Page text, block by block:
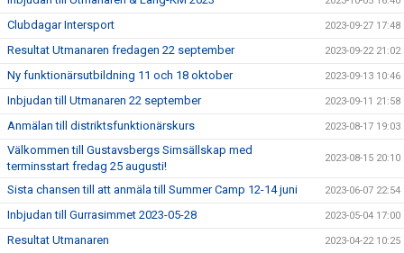
Clubdagar Intersport 2023-09-27 17:48
Resultat Utmanaren fredagen 22 september 2023-09-22 21:02
Ny funktionärsutbildning 11 och 18 oktober 2023-09-13 10:46
Inbjudan till Utmanaren 22 september 2023-09-11 21:58
Anmälan till distriktsfunktionärskurs 2023-08-17 19:03
Välkommen till Gustavsbergs Simsällskap med
terminsstart fredag 25 augusti!
2023-08-15 20:10
Sista chansen till att anmäla till Summer Camp 12-14 juni 2023-06-07 22:54
Inbjudan till Gurrasimmet 2023-05-28 2023-05-04 17:00
Resultat Utmanaren 2023-04-22 10:25